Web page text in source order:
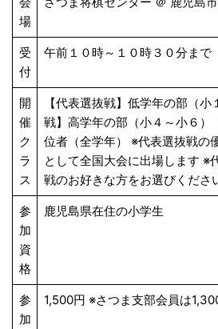
場
受
付
午前１０時～１０時３０分まで
開
催
ク
ラ
ス
【代表選抜戦】低学年の部（
戦】高学年の部（小４～小６）
位者（全学年） ※代表選抜戦の
として全国大会に出場します ※
戦のお好きな方をお選びくださ
参
加
資
格
鹿児島県在住の小学生
参
加
1,500円 ※さつま支部会員は